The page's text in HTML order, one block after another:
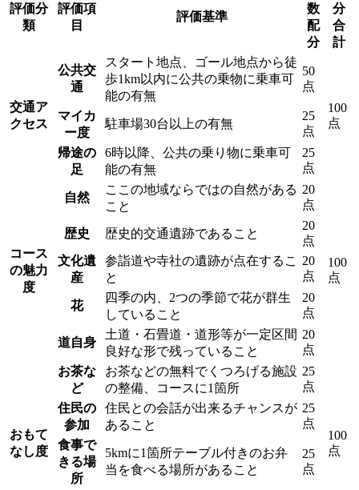
評価分
類
評価項
目
評価基準
数
配
分
分
合
計
交通ア
クセス
公共交
通
スタート地点、ゴール地点から徒
歩1km以内に公共の乗物に乗車可
能の有無
50
点
100
点
マイカ
ー度
駐車場30台以上の有無
25
点
帰途の
足
6時以降、公共の乗り物に乗車可
能の有無
25
点
コース
の魅力
度
自然
ここの地域ならではの自然がある
こと
20
点
100
点
歴史 歴史的交通遺跡であること
20
点
文化遺
産
参詣道や寺社の遺跡が点在するこ
と
20
点
花
四季の内、2つの季節で花が群生
していること
20
点
道自身
土道・石畳道・道形等が一定区間
良好な形で残っていること
20
点
おもて
なし度
お茶な
ど
お茶などの無料でくつろげる施設
の整備、コースに1箇所
25
点
100
点
住民の
参加
住民との会話が出来るチャンスが
あること
25
点
食事で
きる場
所
5kmに1箇所テーブル付きのお弁
当を食べる場所があること
25
点